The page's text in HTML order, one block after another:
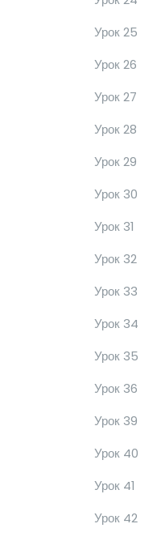
Урок 25
Урок 26
Урок 27
Урок 28
Урок 29
Урок 30
Урок 31
Урок 32
Урок 33
Урок 34
Урок 35
Урок 36
Урок 39
Урок 40
Урок 41
Урок 42